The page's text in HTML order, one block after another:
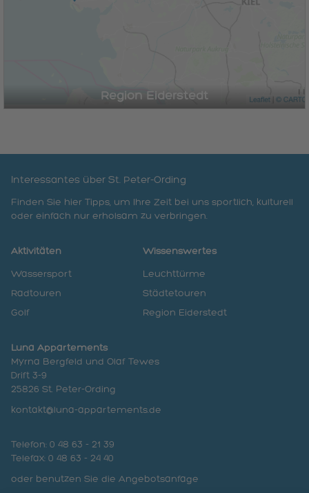
Region Eiderstedt
Interessantes über St. Peter-Ording
Finden Sie hier Tipps, um Ihre Zeit bei uns sportlich, kulturell
oder einfach nur erholsam zu verbringen.
Aktivitäten
Wassersport
Radtouren
Golf
Wissenswertes
Leuchttürme
Städtetouren
Region Eiderstedt
Luna Appartements
Myrna Bergfeld und Olaf Tewes
Drift 3-9
25826 St. Peter-Ording
kontakt@luna-appartements.de
Telefon: 0 48 63 - 21 39
Telefax: 0 48 63 - 24 40
oder benutzen Sie die Angebotsanfage